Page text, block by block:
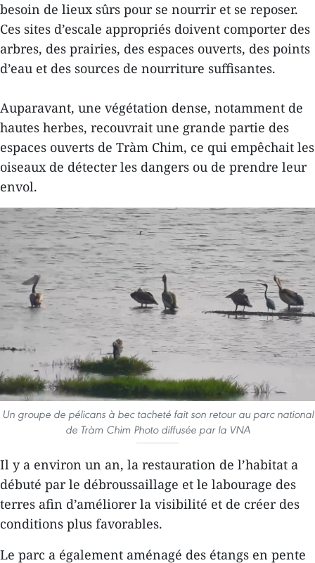
besoin de lieux sûrs pour se nourrir et se reposer.
Ces sites d’escale appropriés doivent comporter des
arbres, des prairies, des espaces ouverts, des points
d’eau et des sources de nourriture suffisantes.
Auparavant, une végétation dense, notamment de
hautes herbes, recouvrait une grande partie des
espaces ouverts de Tràm Chim, ce qui empêchait les
oiseaux de détecter les dangers ou de prendre leur
envol.
Un groupe de pélicans à bec tacheté fait son retour au parc national
de Tràm Chim Photo diffusée par la VNA
Il y a environ un an, la restauration de l’habitat a
débuté par le débroussaillage et le labourage des
terres afin d’améliorer la visibilité et de créer des
conditions plus favorables.
Le parc a également aménagé des étangs en pente